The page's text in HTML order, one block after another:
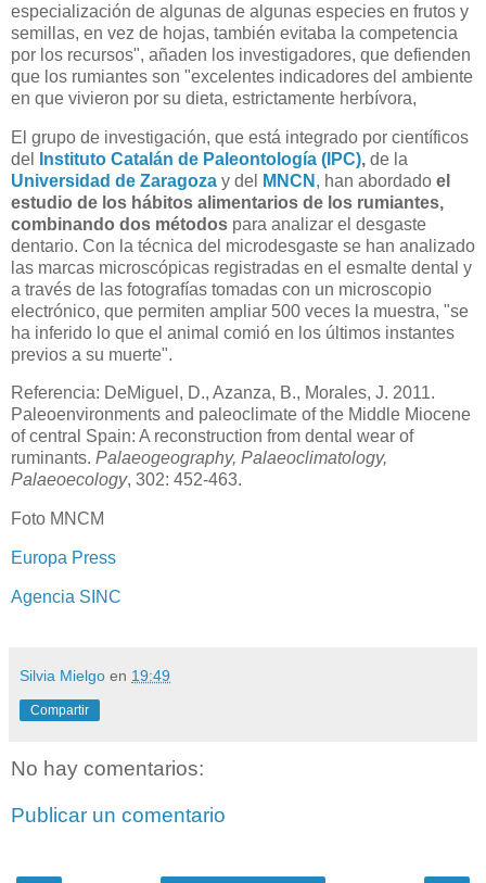
especialización de algunas de algunas especies en frutos y
semillas, en vez de hojas, también evitaba la competencia
por los recursos", añaden los investigadores, que defienden
que los rumiantes son "excelentes indicadores del ambiente
en que vivieron por su dieta, estrictamente herbívora,
El grupo de investigación, que está integrado por científicos
del
Instituto Catalán de Paleontología (IPC), de la
Universidad de Zaragoza y del MNCN , han abordado el
estudio de los hábitos alimentarios de los rumiantes,
combinando dos métodos para analizar el desgaste
dentario. Con la técnica del microdesgaste se han analizado
las marcas microscópicas registradas en el esmalte dental y
a través de las fotografías tomadas con un microscopio
electrónico, que permiten ampliar 500 veces la muestra, "se
ha inferido lo que el animal comió en los últimos instantes
previos a su muerte".
Referencia: DeMiguel, D., Azanza, B., Morales, J. 2011.
Paleoenvironments and paleoclimate of the Middle Miocene
of central Spain: A reconstruction from dental wear of
ruminants. Palaeogeography, Palaeoclimatology,
Palaeoecology, 302: 452-463.
Foto MNCM
Europa Press
Agencia SINC
Silvia Mielgo en 19:49
Compartir
No hay comentarios:
Publicar un comentario